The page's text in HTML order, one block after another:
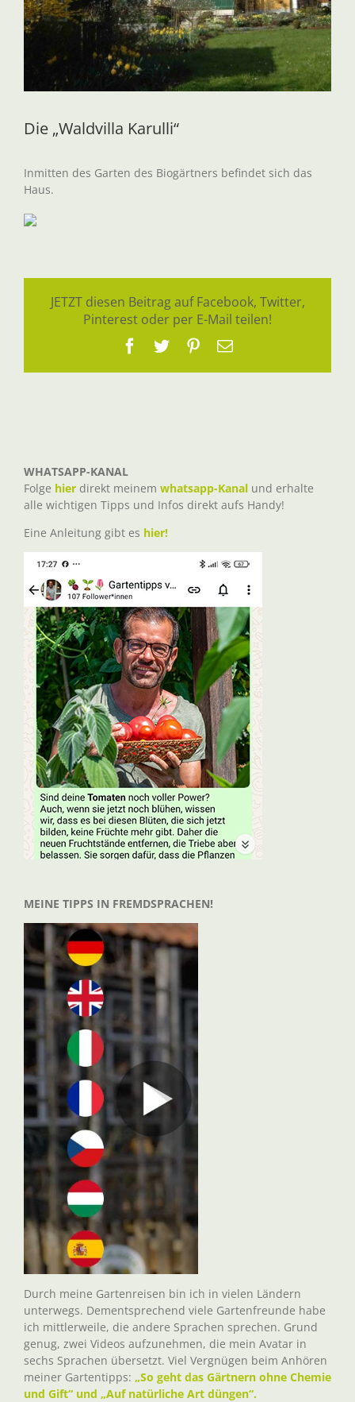
Die „Waldvilla Karulli“
Inmitten des Garten des Biogärtners befindet sich das
Haus.
JETZT diesen Beitrag auf Facebook, Twitter,
Pinterest oder per E-Mail teilen!
Facebook
TwitterPinterest
E-
WHATSAPP-KANAL
Folge hier direkt meinem whatsapp-Kanal und erhalte
alle wichtigen Tipps und Infos direkt aufs Handy!
Eine Anleitung gibt es hier!
MEINE TIPPS IN FREMDSPRACHEN!
Durch meine Gartenreisen bin ich in vielen Ländern
unterwegs. Dementsprechend viele Gartenfreunde habe
ich mittlerweile, die andere Sprachen sprechen. Grund
genug, zwei Videos aufzunehmen, die mein Avatar in
sechs Sprachen übersetzt. Viel Vergnügen beim Anhören
meiner Gartentipps: „So geht das Gärtnern ohne Chemie
und Gift“ und „Auf natürliche Art düngen“.